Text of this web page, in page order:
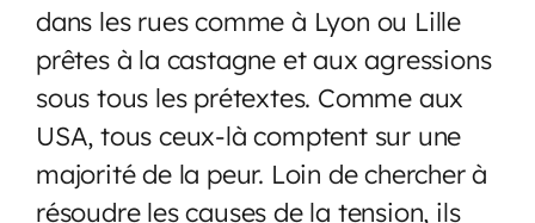
dans les rues comme à Lyon ou Lille
prêtes à la castagne et aux agressions
sous tous les prétextes. Comme aux
USA, tous ceux-là comptent sur une
majorité de la peur. Loin de chercher à
résoudre les causes de la tension, ils